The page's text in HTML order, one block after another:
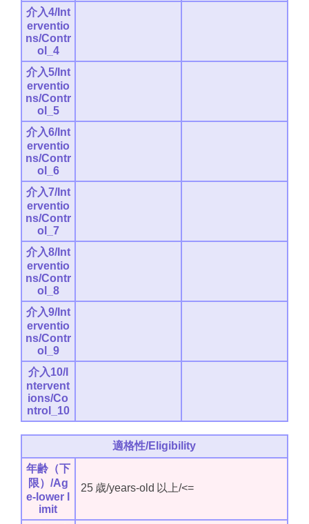
介入4/Int
erventio
ns/Contr
ol_4
介入5/Int
erventio
ns/Contr
ol_5
介入6/Int
erventio
ns/Contr
ol_6
介入7/Int
erventio
ns/Contr
ol_7
介入8/Int
erventio
ns/Contr
ol_8
介入9/Int
erventio
ns/Contr
ol_9
介入10/I
ntervent
ions/Co
ntrol_10
適格性/Eligibility
年齢（下
限）/Ag
e-lower l
imit
25 歳/years-old 以上/<=